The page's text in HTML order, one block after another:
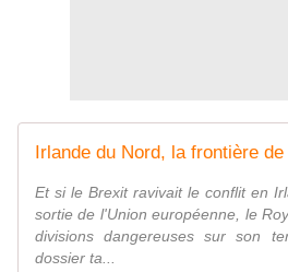
Et si le Brexit ravivait le conflit en
sortie de l'Union européenne, le
divisions dangereuses sur son
dossier ta...